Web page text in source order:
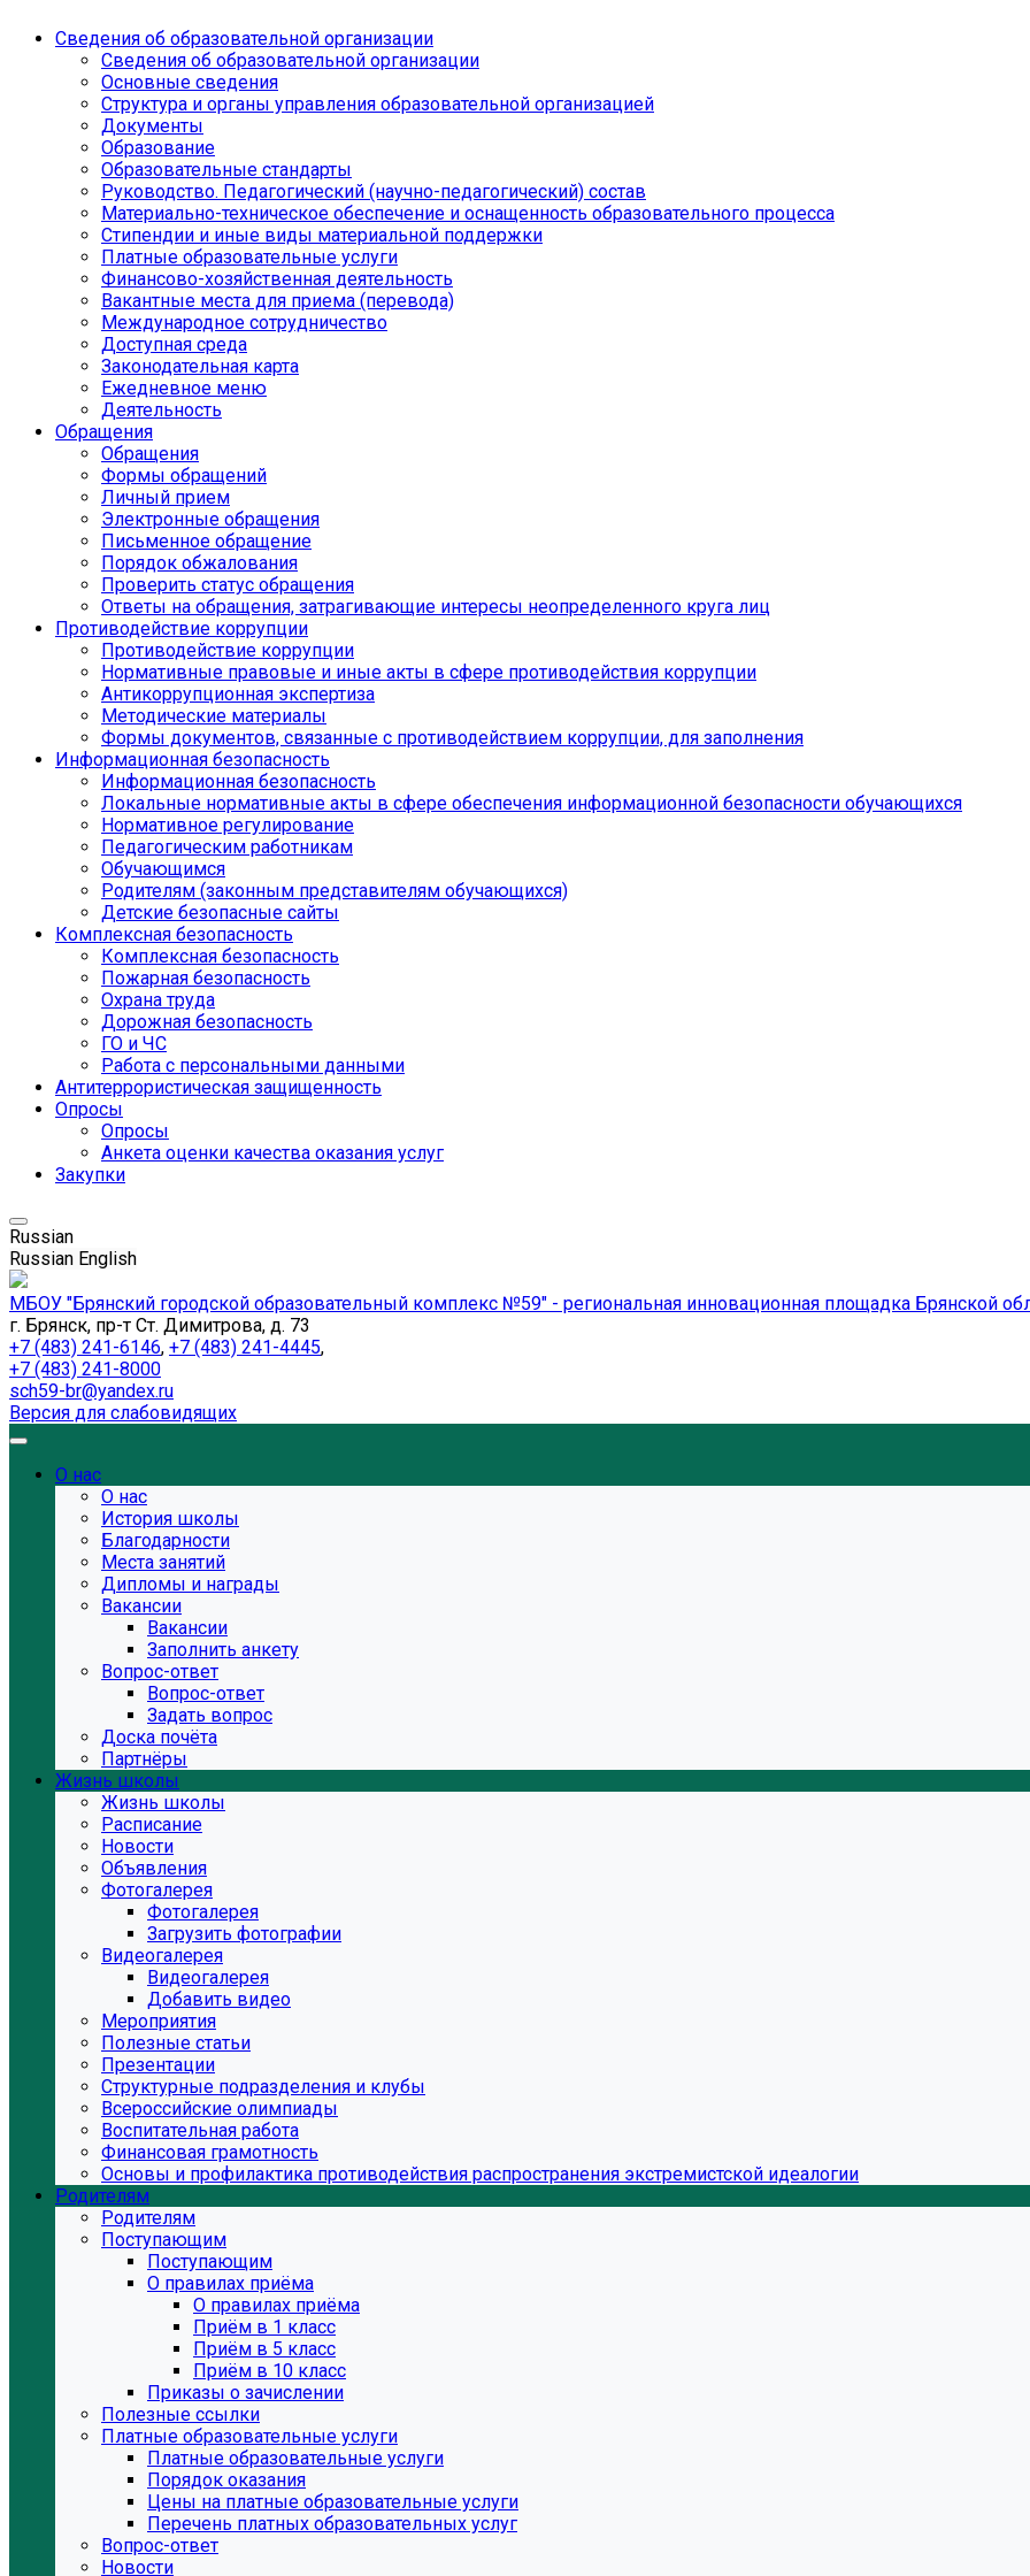
Сведения об образовательной организации
Сведения об образовательной организации
Основные сведения
Структура и органы управления образовательной организацией
Документы
Образование
Образовательные стандарты
Руководство. Педагогический (научно-педагогический) состав
Материально-техническое обеспечение и оснащенность образовательного процесса
Стипендии и иные виды материальной поддержки
Платные образовательные услуги
Финансово-хозяйственная деятельность
Вакантные места для приема (перевода)
Международное сотрудничество
Доступная среда
Законодательная карта
Ежедневное меню
Деятельность
Обращения
Обращения
Формы обращений
Личный прием
Электронные обращения
Письменное обращение
Порядок обжалования
Проверить статус обращения
Ответы на обращения, затрагивающие интересы неопределенного круга лиц
Противодействие коррупции
Противодействие коррупции
Нормативные правовые и иные акты в сфере противодействия коррупции
Антикоррупционная экспертиза
Методические материалы
Формы документов, связанные с противодействием коррупции, для заполнения
Информационная безопасность
Информационная безопасность
Локальные нормативные акты в сфере обеспечения информационной безопасности обучающихся
Нормативное регулирование
Педагогическим работникам
Обучающимся
Родителям (законным представителям обучающихся)
Детские безопасные сайты
Комплексная безопасность
Комплексная безопасность
Пожарная безопасность
Охрана труда
Дорожная безопасность
ГО и ЧС
Работа с персональными данными
Антитеррористическая защищенность
Опросы
Опросы
Анкета оценки качества оказания услуг
Закупки
Russian
Russian English
МБОУ "Брянский городской образовательный комплекс №59" - региональная инновационная площадка Брянской
г. Брянск, пр-т Ст. Димитрова, д. 73
+7 (483) 241-6146, +7 (483) 241-4445,
+7 (483) 241-8000
sch59-br@yandex.ru
Версия для слабовидящих
О нас
О нас
История школы
Благодарности
Места занятий
Дипломы и награды
Вакансии
Вакансии
Заполнить анкету
Вопрос-ответ
Вопрос-ответ
Задать вопрос
Доска почёта
Партнёры
Жизнь школы
Жизнь школы
Расписание
Новости
Объявления
Фотогалерея
Фотогалерея
Загрузить фотографии
Видеогалерея
Видеогалерея
Добавить видео
Мероприятия
Полезные статьи
Презентации
Структурные подразделения и клубы
Всероссийские олимпиады
Воспитательная работа
Финансовая грамотность
Основы и профилактика противодействия распространения экстремистской идеалогии
Родителям
Родителям
Поступающим
Поступающим
О правилах приёма
О правилах приёма
Приём в 1 класс
Приём в 5 класс
Приём в 10 класс
Приказы о зачислении
Полезные ссылки
Платные образовательные услуги
Платные образовательные услуги
Порядок оказания
Цены на платные образовательные услуги
Перечень платных образовательных услуг
Вопрос-ответ
Новости